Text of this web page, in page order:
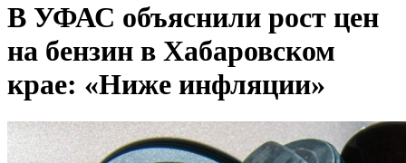
В УФАС объяснили рост цен
на бензин в Хабаровском
крае: «Ниже инфляции»